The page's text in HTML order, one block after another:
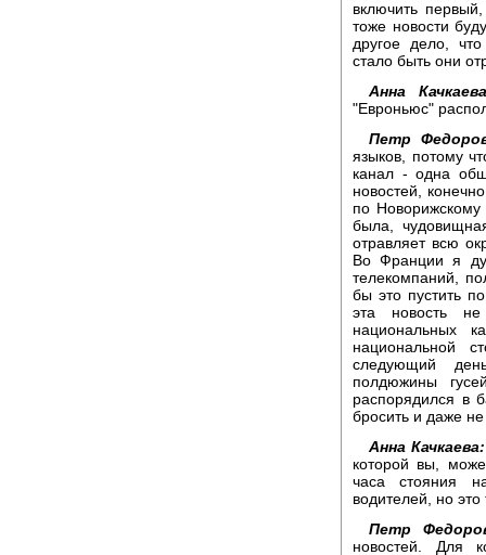
включить
тоже новости
другое дело,
стало быть они
Анна
"Евроньюс"
Петр
языков, потому
канал - одна
новостей,
по
была,
отравляет всю
Во Франции я
телекомпаний,
бы это пустить
эта новость
национальных
национальной
следующий
полдюжины
распорядился в
бросить и даже не
Анна Качкаева:
которой вы,
часа стояния
водителей, но это
Петр
новостей. Для